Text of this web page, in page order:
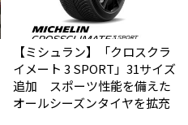
【ミシュラン】「クロスクラ
イメート 3 SPORT」31サイズ
追加 スポーツ性能を備えた
オールシーズンタイヤを拡充